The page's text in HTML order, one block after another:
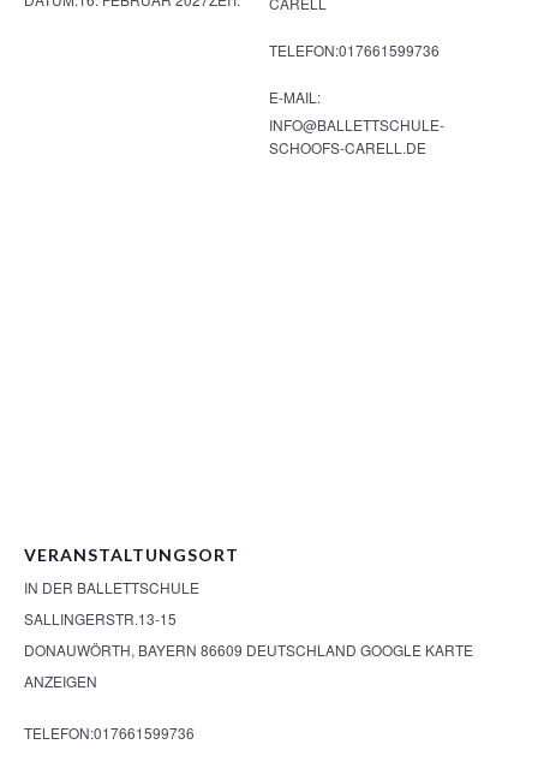
TELEFON:017661599736
E-MAIL:
INFO@BALLETTSCHULE-
SCHOOFS-CARELL.DE
VERANSTALTUNGSORT
IN DER BALLETTSCHULE
SALLINGERSTR.13-15
DONAUWÖRTH, BAYERN 86609 DEUTSCHLAND GOOGLE KARTE
ANZEIGEN
TELEFON:017661599736